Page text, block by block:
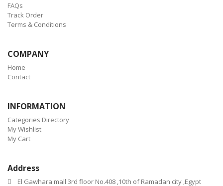
FAQs
Track Order
Terms & Conditions
COMPANY
Home
Contact
INFORMATION
Categories Directory
My Wishlist
My Cart
Address
El Gawhara mall 3rd floor No.408 ,10th of Ramadan city ,Egypt